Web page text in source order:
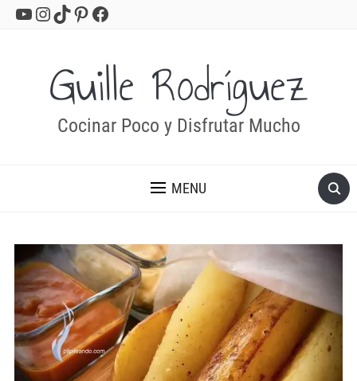
YouTube
Instagram
TikTok
Pinterest
Facebook
Guille Rodríguez
Cocinar Poco y Disfrutar Mucho
MENU